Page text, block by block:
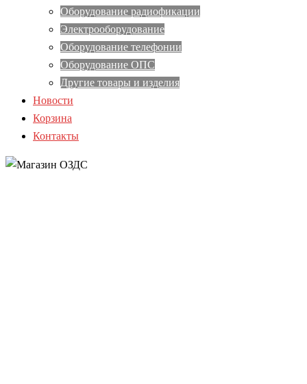
Оборудование радиофикации
Электрооборудование
Оборудование телефонии
Оборудование ОПС
Другие товары и изделия
Новости
Корзина
Контакты